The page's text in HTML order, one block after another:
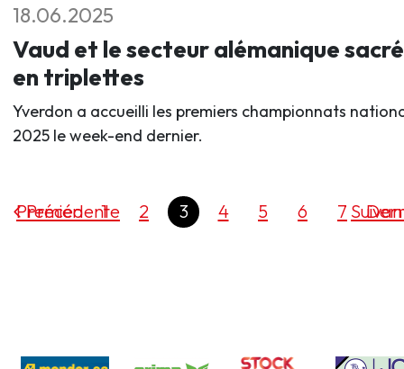
18.06.2025
Vaud et le secteur alémanique
en triplettes
Yverdon a accueilli les premiers championnats
2025 le week-end dernier.
Précédente
Premier 1 2 3 4 5 6 7